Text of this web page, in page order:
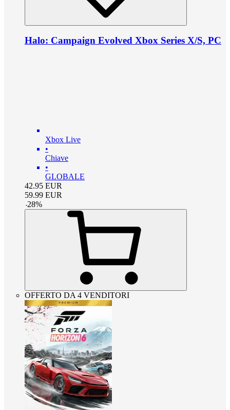
Halo: Campaign Evolved Xbox Series X/S, PC
Xbox Live
•
Chiave
•
GLOBALE
42.95 EUR
59.99 EUR
-28%
OFFERTO DA 4 VENDITORI